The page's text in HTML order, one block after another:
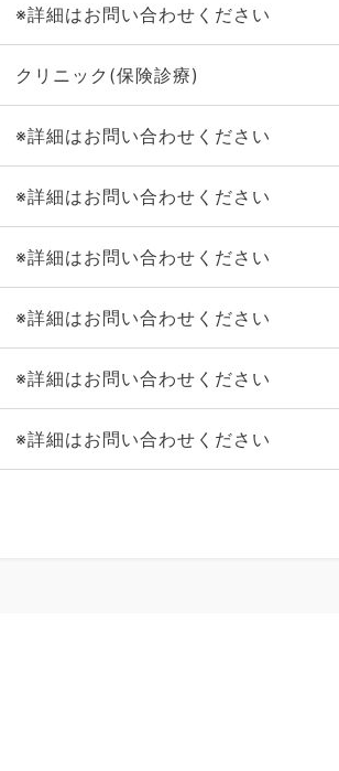
※詳細はお問い合わせください
クリニック(保険診療)
※詳細はお問い合わせください
※詳細はお問い合わせください
※詳細はお問い合わせください
※詳細はお問い合わせください
※詳細はお問い合わせください
※詳細はお問い合わせください